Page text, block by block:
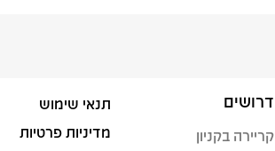
דרושים
קריירה בקניון
תנאי שימוש
מדיניות פרטיות